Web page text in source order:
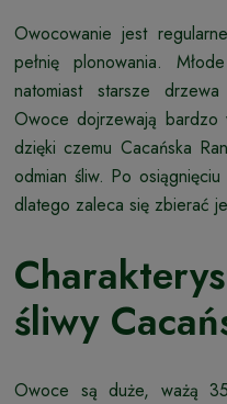
Owocowanie jest
pełnię plonowania.
natomiast starsze
Owoce dojrzewają
dzięki czemu Cacańska
odmian śliw. Po
dlatego zaleca się zbierać
śliwy
Owoce są duże, ważą